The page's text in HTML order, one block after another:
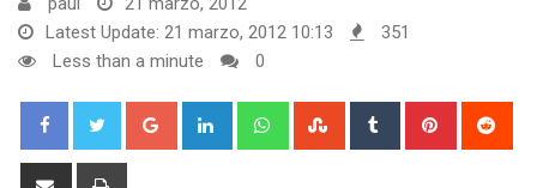
Latest Update: 21 marzo, 2012 10:13
351
Less than a minute
0
Google+ LinkedIn WhatsappStumbleUpon
Tumblr Pinterest
Share